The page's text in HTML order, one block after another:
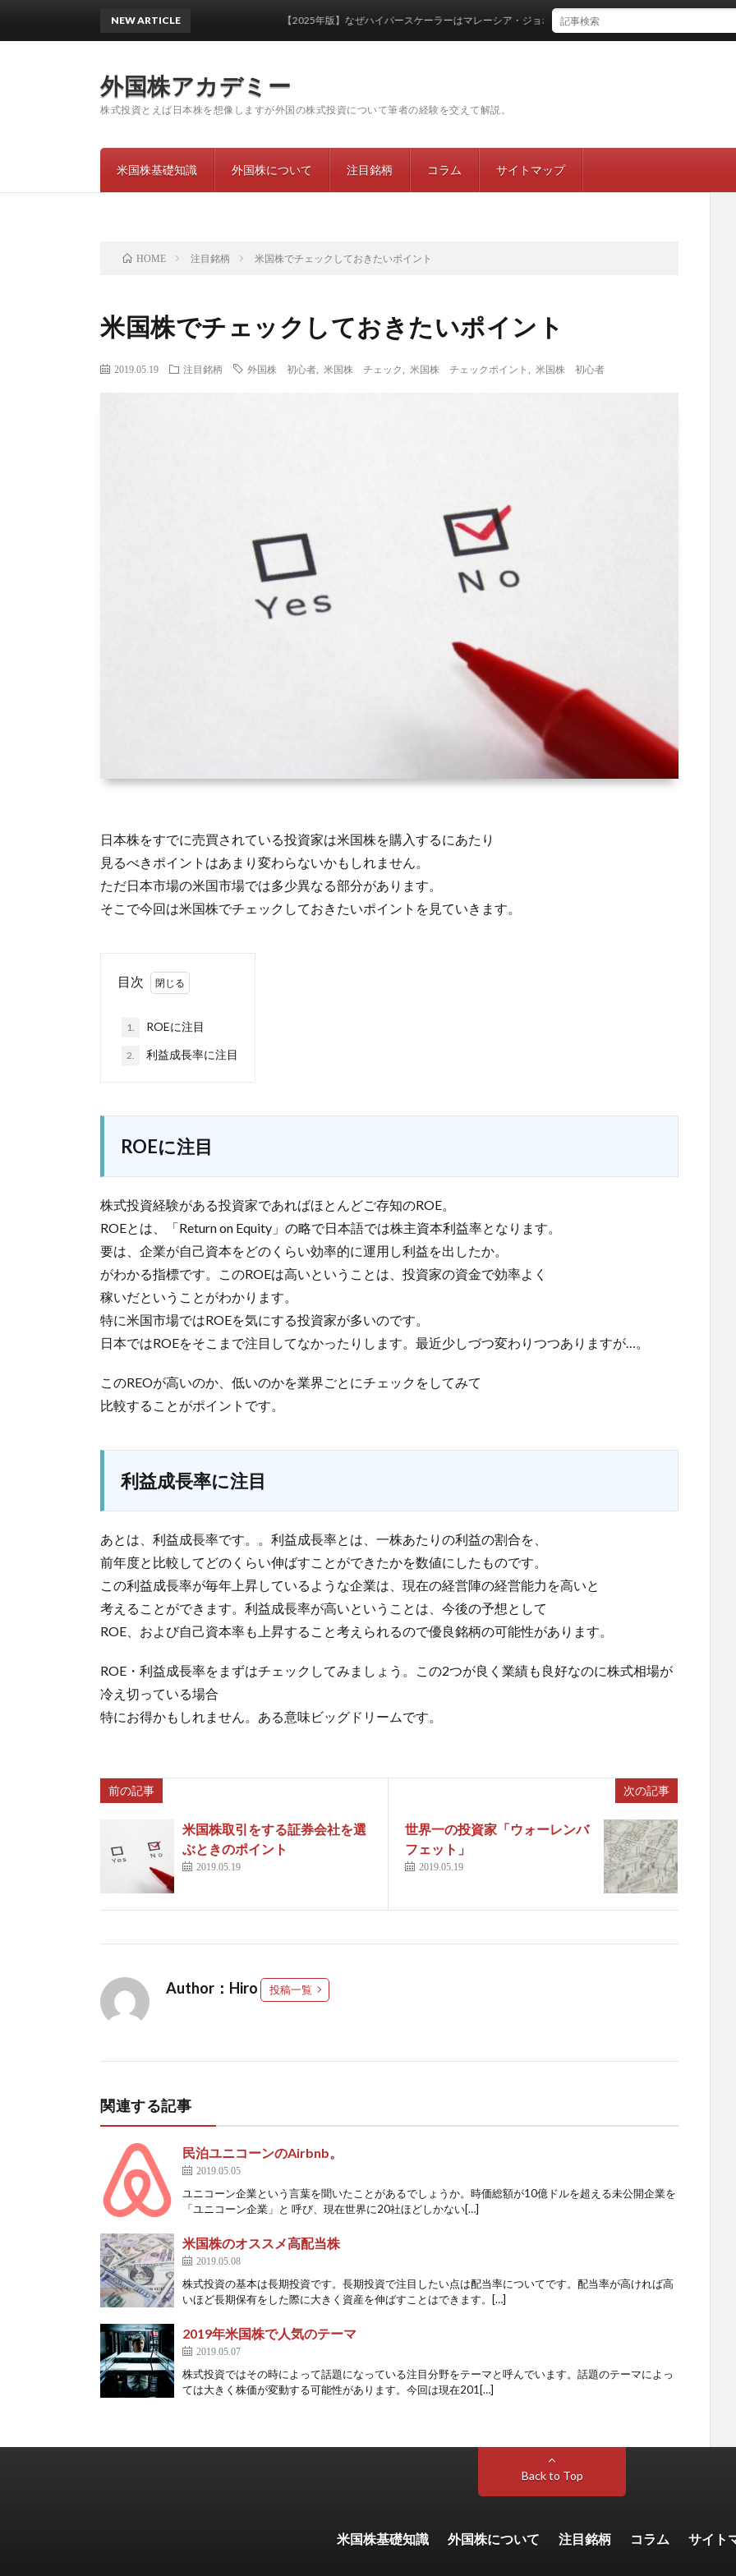
外国株アカデミー
株式投資とえば日本株を想像しますが外国の株式投資について筆者の経験を交えて解説。
米国株基礎知識 外国株について 注目銘柄 コラム サイトマップ
NEW ARTICLE 【2025年版】なぜハイパースケーラーはマレーシア・ジョホールバルに集結するのか
HOME 注目銘柄 米国株でチェックしておきたいポイント
米国株でチェックしておきたいポイント
2019.05.19 注目銘柄 外国株 初心者 米国株 チェック 米国株 チェックポイント 米国株 初心者
日本株をすでに売買されている投資家は米国株を購入するにあたり
見るべきポイントはあまり変わらないかもしれません。
ただ日本市場の米国市場では多少異なる部分があります。
そこで今回は米国株でチェックしておきたいポイントを見ていきます。
目次
1. ROEに注目
2. 利益成長率に注目
ROEに注目
株式投資経験がある投資家であればほとんどご存知のROE。
ROEとは、「Return on Equity」の略で日本語では株主資本利益率となります。
要は、企業が自己資本をどのくらい効率的に運用し利益を出したか。
がわかる指標です。このROEは高いということは、投資家の資金で効率よく
稼いだということがわかります。
特に米国市場ではROEを気にする投資家が多いのです。
日本ではROEをそこまで注目してなかったりします。最近少しづつ変わりつつありますが…。
このREOが高いのか、低いのかを業界ごとにチェックをしてみて
比較することがポイントです。
利益成長率に注目
あとは、利益成長率です。。利益成長率とは、一株あたりの利益の割合を、
前年度と比較してどのくらい伸ばすことができたかを数値にしたものです。
この利益成長率が毎年上昇しているような企業は、現在の経営陣の経営能力を高いと
考えることができます。利益成長率が高いということは、今後の予想として
ROE、および自己資本率も上昇すること考えられるので優良銘柄の可能性があります。
ROE・利益成長率をまずはチェックしてみましょう。この2つが良く業績も良好なのに株式相場が
冷え切っている場合
特にお得かもしれません。ある意味ビッグドリームです。
前の記事
米国株取引をする証券会社を選
ぶときのポイント
2019.05.19
次の記事
世界一の投資家「ウォーレンバ
フェット」
2019.05.19
Author：Hiro 投稿一覧
関連する記事
民泊ユニコーンのAirbnb。
2019.05.05
ユニコーン企業という言葉を聞いたことがあるでしょうか。時価総額が10億ドルを超える未公開企業を
「ユニコーン企業」と 呼び、現在世界に20社ほどしかない[…]
米国株のオススメ高配当株
2019.05.08
株式投資の基本は長期投資です。長期投資で注目したい点は配当率についてです。配当率が高ければ高
いほど長期保有をした際に大きく資産を伸ばすことはできます。[…]
2019年米国株で人気のテーマ
2019.05.07
株式投資ではその時によって話題になっている注目分野をテーマと呼んでいます。話題のテーマによっ
ては大きく株価が変動する可能性があります。今回は現在201[…]
Back to Top
米国株基礎知識 外国株について 注目銘柄 コラム サイト